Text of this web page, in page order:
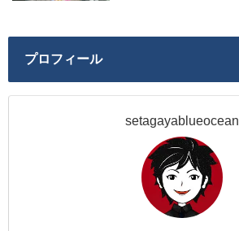
プロフィール
setagayablueocean